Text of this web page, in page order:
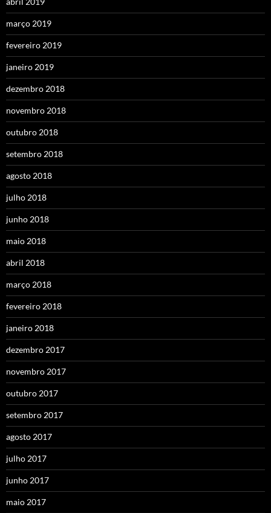
março 2019
fevereiro 2019
janeiro 2019
dezembro 2018
novembro 2018
outubro 2018
setembro 2018
agosto 2018
julho 2018
junho 2018
maio 2018
abril 2018
março 2018
fevereiro 2018
janeiro 2018
dezembro 2017
novembro 2017
outubro 2017
setembro 2017
agosto 2017
julho 2017
junho 2017
maio 2017